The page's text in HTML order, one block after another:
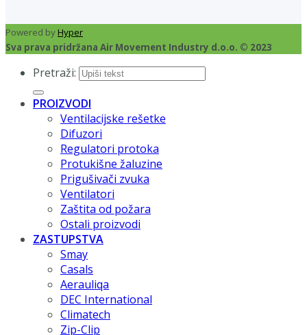
Powered byHyper
Sva prava pridržana Air Movement Industry d.o.o. © 2023
Pretraži:
PROIZVODI
Ventilacijske rešetke
Difuzori
Regulatori protoka
Protukišne žaluzine
Prigušivači zvuka
Ventilatori
Zaštita od požara
Ostali proizvodi
ZASTUPSTVA
Smay
Casals
Aerauliqa
DEC International
Climatech
Zip-Clip